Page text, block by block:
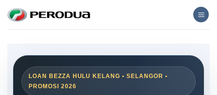
content
LOAN BEZZA HULU KELANG • SELANGOR •
PROMOSI 2026